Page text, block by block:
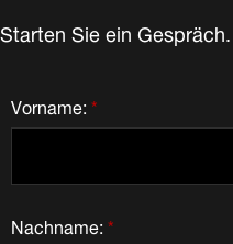
Starten Sie ein Gespräch.
*
Vorname:
*
Nachname: